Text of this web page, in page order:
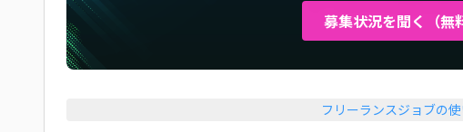
募集状況を聞く（無
フリーランスジョブの